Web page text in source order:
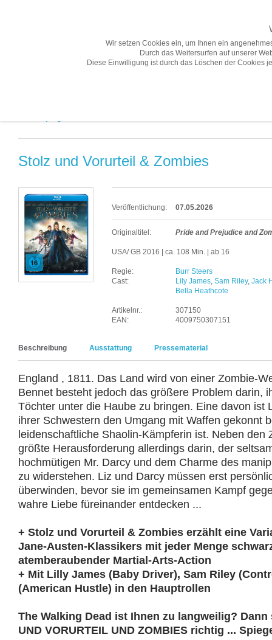
Stolz und Vorurteil & Zombies
Veröffentlichung: 07.05.2026
Originaltitel: Pride and Prejudice and
USA/ GB 2016 | ca. 108 Min. | ab 16
Regie:
Burr Steers
Cast:
Lily James, Sam Riley, Jack
Bella Heathcote
Artikelnr.:
307150
EAN:
4009750307151
Beschreibung Ausstattung Pressematerial
England , 1811. Das Land wird von einer Zombie-
Bennet besteht jedoch das größere Problem darin,
Töchter unter die Haube zu bringen. Eine davon ist
ihrer Schwestern den Umgang mit Waffen gekonnt
leidenschaftliche Shaolin-Kämpferin ist. Neben den
größte Herausforderung allerdings darin, der
hochmütigen Mr. Darcy und dem Charme des
zu widerstehen. Liz und Darcy müssen erst
überwinden, bevor sie im gemeinsamen Kampf
wahre Liebe füreinander entdecken ...
+ Stolz und Vorurteil & Zombies erzählt eine
Jane-Austen-Klassikers mit jeder Menge
atemberaubender Martial-Arts-Action
+ Mit Lilly James (Baby Driver), Sam Riley
(American Hustle) in den Hauptrollen
The Walking Dead ist Ihnen zu langweilig? Dann
UND VORURTEIL UND ZOMBIES richtig ...
Wir setzen Cookies ein, um Ihnen ein
Durch das Weitersurfen auf unserer
Diese Einwilligung ist durch das Löschen der Cookies